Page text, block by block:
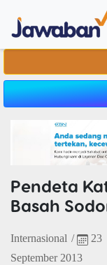
Pendeta
Basah
Internasional /
23
September 2013